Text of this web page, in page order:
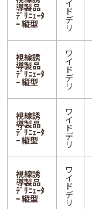
導製品
ﾃﾞﾘﾆｪｰﾀ
ｰ 縦型
イ
ド
デ
リ
視線誘
導製品
ﾃﾞﾘﾆｪｰﾀ
ｰ 縦型
ワ
イ
ド
デ
リ
視線誘
導製品
ﾃﾞﾘﾆｪｰﾀ
ｰ 縦型
ワ
イ
ド
デ
リ
視線誘
導製品
ﾃﾞﾘﾆｪｰﾀ
ｰ 縦型
ワ
イ
ド
デ
リ